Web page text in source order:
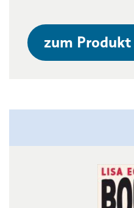
zum Produkt